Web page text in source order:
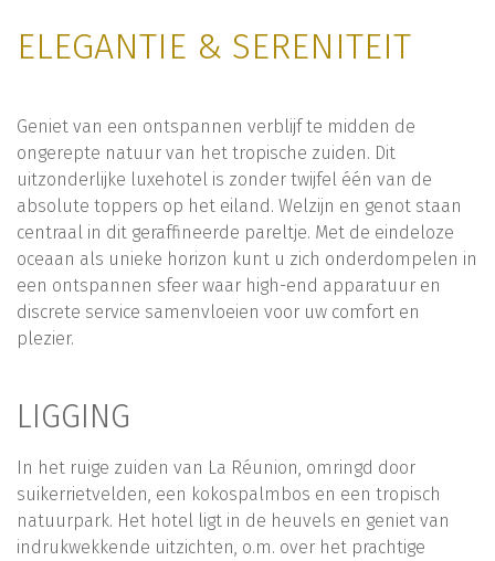
ELEGANTIE & SERENITEIT
Geniet van een ontspannen verblijf te midden de
ongerepte natuur van het tropische zuiden. Dit
uitzonderlijke luxehotel is zonder twijfel één van de
absolute toppers op het eiland. Welzijn en genot staan
centraal in dit geraffineerde pareltje. Met de eindeloze
oceaan als unieke horizon kunt u zich onderdompelen in
een ontspannen sfeer waar high-end apparatuur en
discrete service samenvloeien voor uw comfort en
plezier.
LIGGING
In het ruige zuiden van La Réunion, omringd door
suikerrietvelden, een kokospalmbos en een tropisch
natuurpark. Het hotel ligt in de heuvels en geniet van
indrukwekkende uitzichten, o.m. over het prachtige